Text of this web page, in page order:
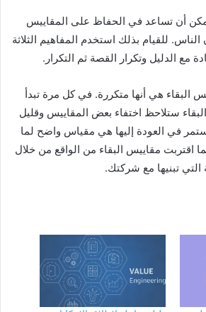
أن تساعد في الحفاظ على المقاييس
الناس. للقيام بذلك استخدم المفاهيم الثلاثة
مع الدليل وتكرار القصة ثم التكرار.
البقاء هي أنها متكررة. في كل مرة تبدأ
ستلاحظ اختفاء بعض المقاييس وقليل
في العودة إليها هي مقياس واضح لما
اقتربت مقاييس البقاء من الواقع من خلال
التي تبنيها مع شركتك.